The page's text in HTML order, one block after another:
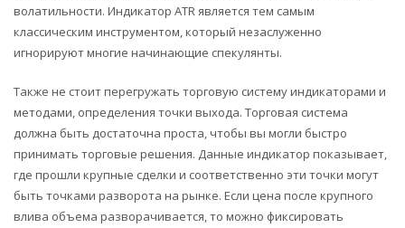
волатильности. Индикатор ATR является тем самым
классическим инструментом, который незаслуженно
игнорируют многие начинающие спекулянты.
Также не стоит перегружать торговую систему индикаторами и
методами, определения точки выхода. Торговая система
должна быть достаточна проста, чтобы вы могли быстро
принимать торговые решения. Данные индикатор показывает,
где прошли крупные сделки и соответственно эти точки могут
быть точками разворота на рынке. Если цена после крупного
влива объема разворачивается, то можно фиксировать